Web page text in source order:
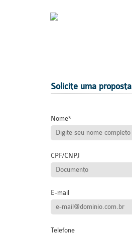
Solicite uma proposta
Nome
CPF/CNPJ
E-mail
Telefone